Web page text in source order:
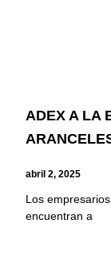
ADEX A LA
abril 2, 2025
Los
encuentran a